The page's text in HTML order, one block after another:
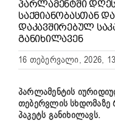
ᲞᲐᲠᲚᲐᲛᲔᲜᲢᲨᲘ
ᲡᲐᲥᲛᲘᲐᲜᲝᲑᲐᲡᲗᲐᲜ
ᲓᲐᲙᲐᲕᲨᲘᲠᲔᲑᲣᲚ
ᲒᲐᲜᲘᲮᲘᲚᲐᲕᲔᲜ
16 თებერვალი, 2026,
პარლამენტის
თებერვლის სხდომაზე
პაკეტს განიხილავს.